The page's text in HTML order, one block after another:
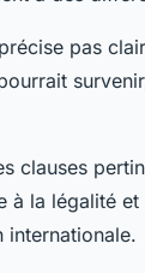
pas
clauses
à la légalité et
internationale.